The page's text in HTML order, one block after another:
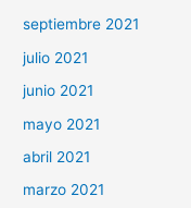
septiembre 2021
julio 2021
junio 2021
mayo 2021
abril 2021
marzo 2021